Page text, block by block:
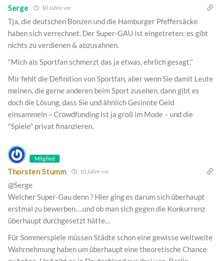
Serge 10 Jahre vor
Tja, die deutschen Bonzen und die Hamburger Pfeffersäcke
haben sich verrechnet. Der Super-GAU ist eingetreten: es gibt
nichts zu verdienen & abzusahnen.
"Mich als Sportfan schmerzt das ja etwas, ehrlich gesagt."
Mir fehlt die Definition von Sportfan, aber wenn Sie damit Leute
meinen, die gerne anderen beim Sport zusehen, dann gibt es
doch die Lösung, dass Sie und ähnlich Gesinnte Geld
einsammeln – Crowdfunding ist ja groß im Mode – und die
"Spiele" privat finanzieren.
Mitglied
Thorsten Stumm 10 Jahre vor
@Serge
Welcher Super-Gau denn ? Hier ging es darum sich überhaupt
erstmal zu bewerben….und ob man sich gegen die Konkurrenz
überhaupt durchgesetzt hätte…
Für Sommerspiele müssen Städte schon eine gewisse weltweite
Wahrnehmung haben um überhaupt eine theoretische Chance